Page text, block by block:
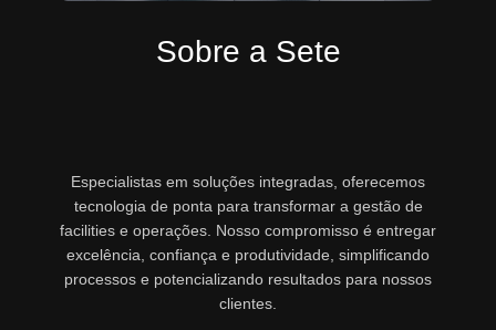
Sobre a Sete
Especialistas em soluções integradas, oferecemos
tecnologia de ponta para transformar a gestão de
facilities e operações. Nosso compromisso é entregar
excelência, confiança e produtividade, simplificando
processos e potencializando resultados para nossos
clientes.